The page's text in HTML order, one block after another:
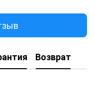
Возврат